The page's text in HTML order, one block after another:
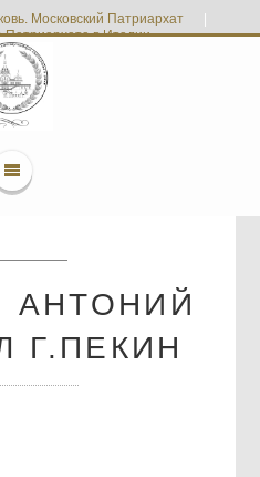
Московский Патриархат
Патриархата в Италии
АНТОНИЙ
Г.ПЕКИН